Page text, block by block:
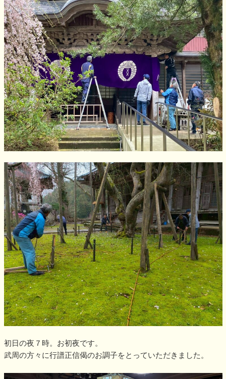
初日の夜７時。お初夜です。
武周の方々に行譜正信偈のお調子をとっていただきました。